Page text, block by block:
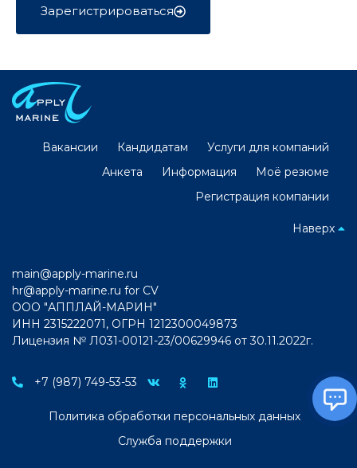
Зарегистрироваться
Вакансии Кандидатам
Услуги для компаний
Анкета
Информация
Моё резюме
Регистрация компании
Наверх
main@apply-marine.ru
hr@apply-marine.ru for CV
ООО "АППЛАЙ-МАРИН"
ИНН 2315222071, ОГРН 1212300049873
Лицензия № Л031-00121-23/00629946 от 30.11.2022г.
+7 (987) 749-53-53
Политика обработки персональных данных
Служба поддержки